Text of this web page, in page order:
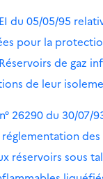
du 05/05/95
pour la
de gaz
de leur
26290 du 30/07/
des
réservoirs sous